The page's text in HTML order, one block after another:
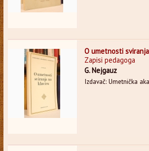
O umetnosti
Zapisi pedagoga
G. Nejgauz
Izdavač: Umetnička